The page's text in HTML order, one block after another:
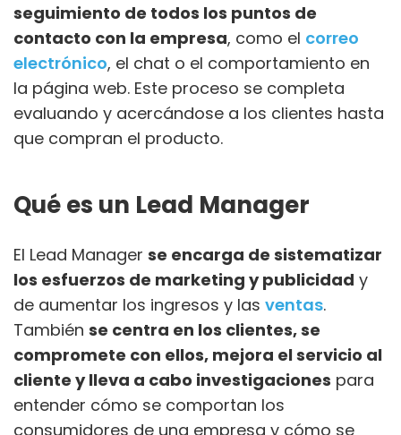
seguimiento de todos los puntos de
contacto con la empresa, como el correo
electrónico, el chat o el comportamiento en
la página web. Este proceso se completa
evaluando y acercándose a los clientes hasta
que compran el producto.
Qué es un Lead Manager
El Lead Manager se encarga de sistematizar
los esfuerzos de marketing y publicidad y
de aumentar los ingresos y las ventas.
También se centra en los clientes, se
compromete con ellos, mejora el servicio al
cliente y lleva a cabo investigaciones para
entender cómo se comportan los
consumidores de una empresa y cómo se